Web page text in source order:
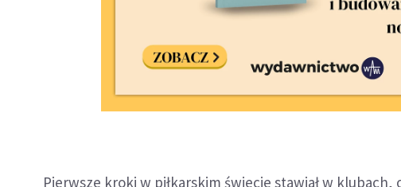
Pierwsze kroki w piłkarskim świecie stawiał w klubach,